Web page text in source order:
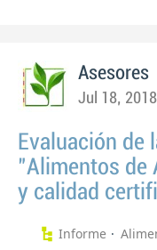
Asesores
Jul 18,
Evaluación de
"Alimentos de
y calidad
Informe